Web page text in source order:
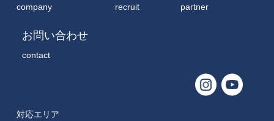
company recruit partner
お問い合わせ
contact
対応エリア